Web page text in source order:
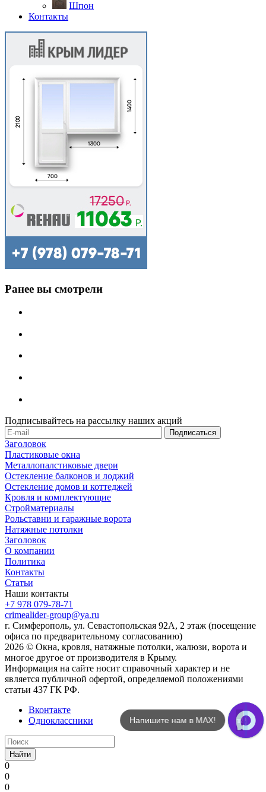
Шпон
Контакты
Ранее вы смотрели
Подписывайтесь на рассылку наших акций
Заголовок
Пластиковые окна
Металлопалстиковые двери
Остекление балконов и лоджий
Остекление домов и коттеджей
Кровля и комплектующие
Стройматериалы
Рольставни и гаражные ворота
Натяжные потолки
Заголовок
О компании
Политика
Контакты
Статьи
Наши контакты
+7 978 079-78-71
crimealider-group@ya.ru
г. Симферополь, ул. Севастопольская 92А, 2 этаж (посещение
офиса по предварительному согласованию)
2026 © Окна, кровля, натяжные потолки, жалюзи, ворота и
многое другое от производителя в Крыму.
Информация на сайте носит справочный характер и не
является публичной офертой, определяемой положениями
статьи 437 ГК РФ.
Вконтакте
Одноклассники
Найти
0
0
0
Напишите нам!